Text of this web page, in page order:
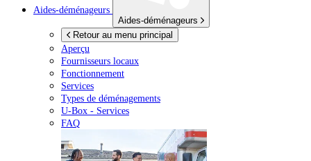
Aides-déménageurs
Aides-déménageurs
Retour au menu principal
Aperçu
Fournisseurs locaux
Fonctionnement
Services
Types de déménagements
U-Box - Services
FAQ